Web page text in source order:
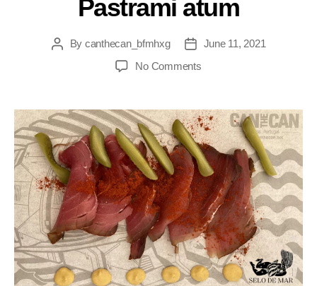
Pastrami atum
By canthecan_bfmhxg
June 11, 2021
No Comments